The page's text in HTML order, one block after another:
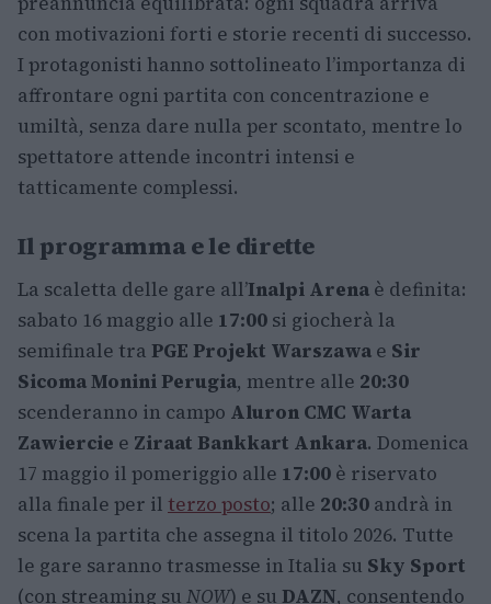
con motivazioni forti e storie recenti di successo.
I protagonisti hanno sottolineato l’importanza di
affrontare ogni partita con concentrazione e
umiltà, senza dare nulla per scontato, mentre lo
spettatore attende incontri intensi e
tatticamente complessi.
Il programma e le dirette
La scaletta delle gare all’Inalpi Arena è definita:
sabato 16 maggio alle 17:00 si giocherà la
semifinale tra PGE Projekt Warszawa e Sir
Sicoma Monini Perugia, mentre alle 20:30
scenderanno in campo Aluron CMC Warta
Zawiercie e Ziraat Bankkart Ankara. Domenica
17 maggio il pomeriggio alle 17:00 è riservato
alla finale per il terzo posto; alle 20:30 andrà in
scena la partita che assegna il titolo 2026. Tutte
le gare saranno trasmesse in Italia su Sky Sport
(con streaming su NOW) e su DAZN, consentendo